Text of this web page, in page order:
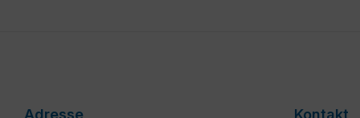
Adresse Kontakt